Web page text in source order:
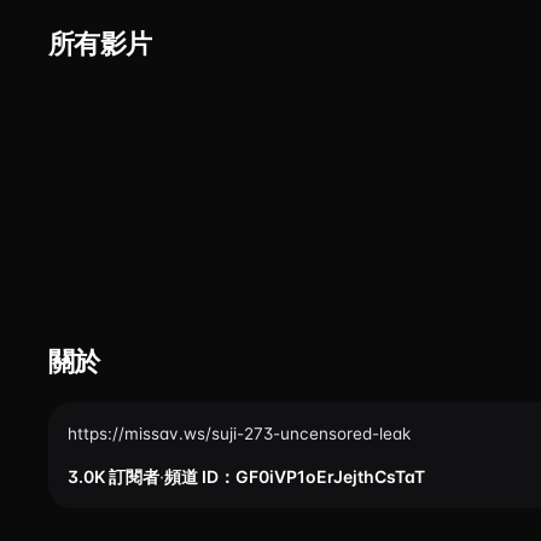
所有影片
關於
https://missav.ws/suji-273-uncensored-leak
3.0K 訂閱者·頻道 ID：GF0iVP1oErJejthCsTaT